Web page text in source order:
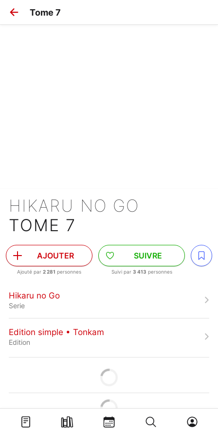
Tome 7
HIKARU NO GO
TOME 7
AJOUTER
Ajouté par 2 281 personnes
SUIVRE
Suivi par 3 413 personnes
Hikaru no Go
Serie
Edition simple • Tonkam
Edition